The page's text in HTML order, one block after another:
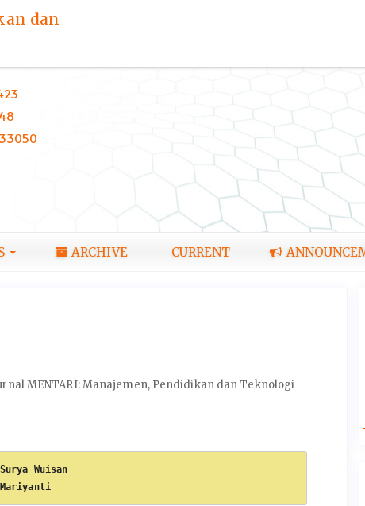
dan
ARCHIVE CURRENT
MENTARI: Manajemen, Pendidikan dan Teknologi
Wuisan